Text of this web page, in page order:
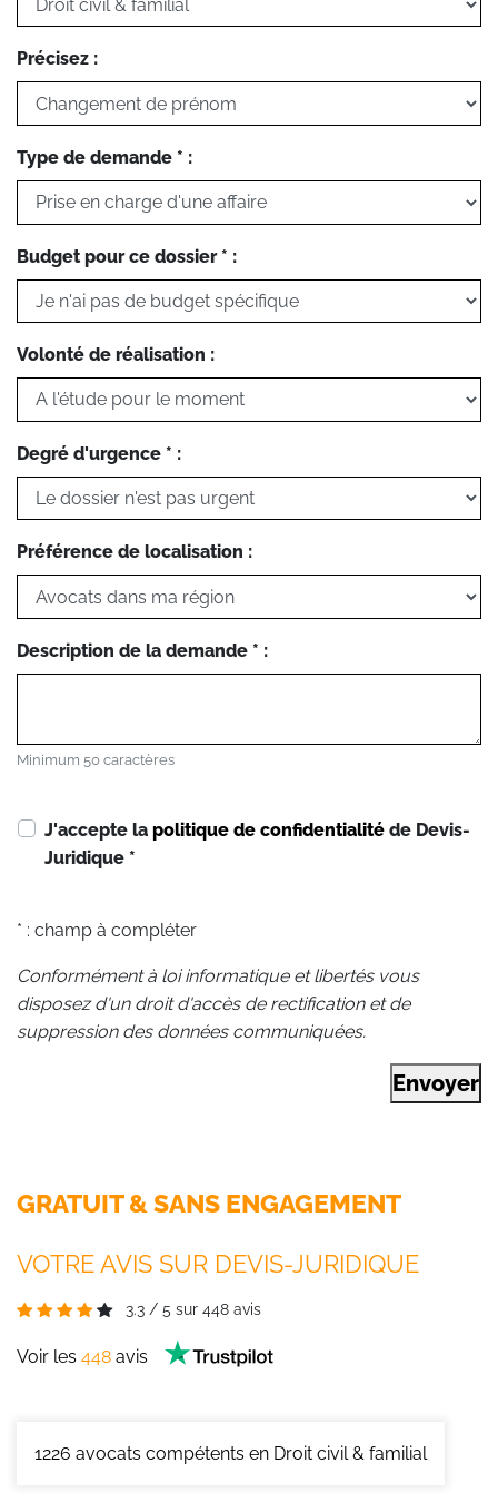
Précisez :
Type de demande * :
Budget pour ce dossier * :
Volonté de réalisation :
Degré d'urgence * :
Préférence de localisation :
Description de la demande * :
Minimum 50 caractères
J'accepte la politique de confidentialité de Devis-
Juridique *
* : champ à compléter
Conformément à loi informatique et libertés vous
disposez d'un droit d'accès de rectification et de
suppression des données communiquées.
Envoyer
GRATUIT & SANS ENGAGEMENT
VOTRE AVIS SUR DEVIS-JURIDIQUE
3.3 / 5 sur 448 avis
Voir les 448 avis
1226 avocats compétents en Droit civil & familial